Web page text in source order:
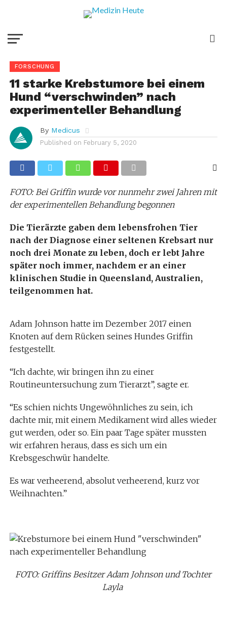
FORSCHUNG
11 starke Krebstumore bei einem
Hund “verschwinden” nach
experimenteller Behandlung
By Medicus
Published on February 5, 2020
FOTO: Bei Griffin wurde vor nunmehr zwei Jahren mit
der experimentellen Behandlung begonnen
Die Tierärzte gaben dem lebensfrohen Tier
nach der Diagnose einer seltenen Krebsart nur
noch drei Monate zu leben, doch er lebt Jahre
später noch immer, nachdem er an einer
klinischen Studie in Queensland, Australien,
teilgenommen hat.
Adam Johnson hatte im Dezember 2017 einen
Knoten auf dem Rücken seines Hundes Griffin
festgestellt.
“Ich dachte, wir bringen ihn zu einer
Routineuntersuchung zum Tierarzt”, sagte er.
“Es schien nichts Ungewöhnliches zu sein, ich
dachte mir, mit einem Medikament wird alles wieder
gut werden, oder so. Ein paar Tage später mussten
wir erfahren heraus, dass es sich um ein
Krebsgeschwür handelte.
Es war verheerend, absolut verheerend, kurz vor
Weihnachten.”
FOTO: Griffins Besitzer Adam Johnson und Tochter
Layla